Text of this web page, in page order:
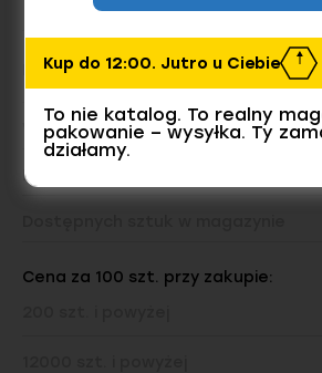
Ilość w opakowaniu
Waga opakowania:
Liczba sztuk w opakowaniu:
Cena za 100 szt. przy zakupie:
Kup do 12:00. Jutro u Ciebie
To nie katalog. To realny
pakowanie – wysyłka. Ty
działamy.